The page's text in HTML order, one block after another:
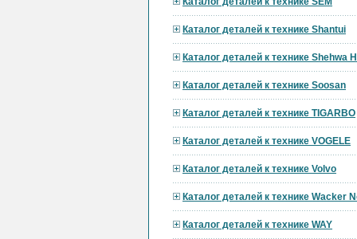
Каталог деталей к технике Shantui
Каталог деталей к технике Shehwa
Каталог деталей к технике Soosan
Каталог деталей к технике TIGARBO
Каталог деталей к технике VOGELE
Каталог деталей к технике Volvo
Каталог деталей к технике Wacker
Каталог деталей к технике WAY